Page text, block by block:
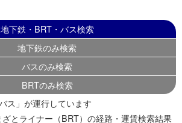
地下鉄・BRT・バス検索
地下鉄のみ検索
バスのみ検索
BRTのみ検索
ス」が運行しています
とライナー（BRT）の経路・運賃検索結果